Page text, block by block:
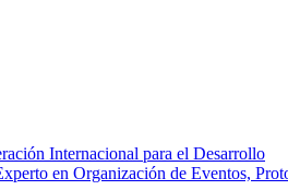
Internacional para el Desarrollo
en Organización de Eventos,